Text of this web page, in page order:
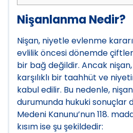
Nişanlanma Nedir?
Nişan, niyetle evlenme
evlilik öncesi dönemde
bir bağ değildir. Ancak
karşılıklı bir taahhüt ve
kabul edilir. Bu nedenle,
durumunda hukuki sonuçlar
Medeni Kanunu’nun 118.
kısım ise şu şekildedir: